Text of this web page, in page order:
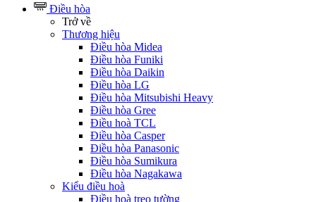
Điều hòa
Trở về
Thương hiệu
Điều hòa Midea
Điều hòa Funiki
Điều hòa Daikin
Điều hòa LG
Điều hòa Mitsubishi Heavy
Điều hòa Gree
Điều hoà TCL
Điều hòa Casper
Điều hòa Panasonic
Điều hòa Sumikura
Điều hòa Nagakawa
Kiểu điều hoà
Điều hoà treo tường